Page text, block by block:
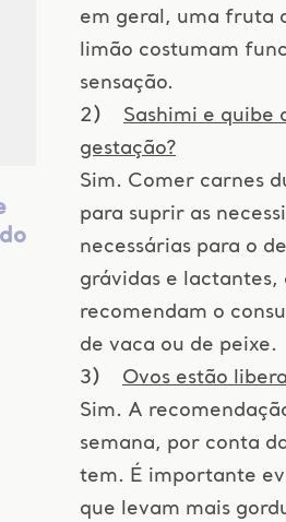
em geral, uma fruta
limão costumam
sensação.
2) Sashimi e quibe
gestação?
Sim. Comer carnes
para suprir as
necessárias para o
grávidas e lactantes,
recomendam o
de vaca ou de peixe.
3) Ovos estão
Sim. A
semana, por conta
tem. É importante
que levam mais